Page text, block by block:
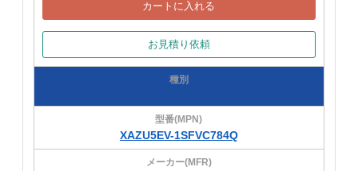
カートに入れる
お見積り依頼
XAZU5EV-1SFVC784Q